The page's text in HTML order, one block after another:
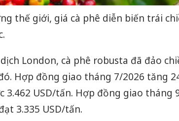
thế giới, giá cà phê diễn biến trái
dịch London, cà phê robusta đã đảo
Hợp đồng giao tháng 7/2026 tăng
3.462 USD/tấn. Hợp đồng giao
3.335 USD/tấn.